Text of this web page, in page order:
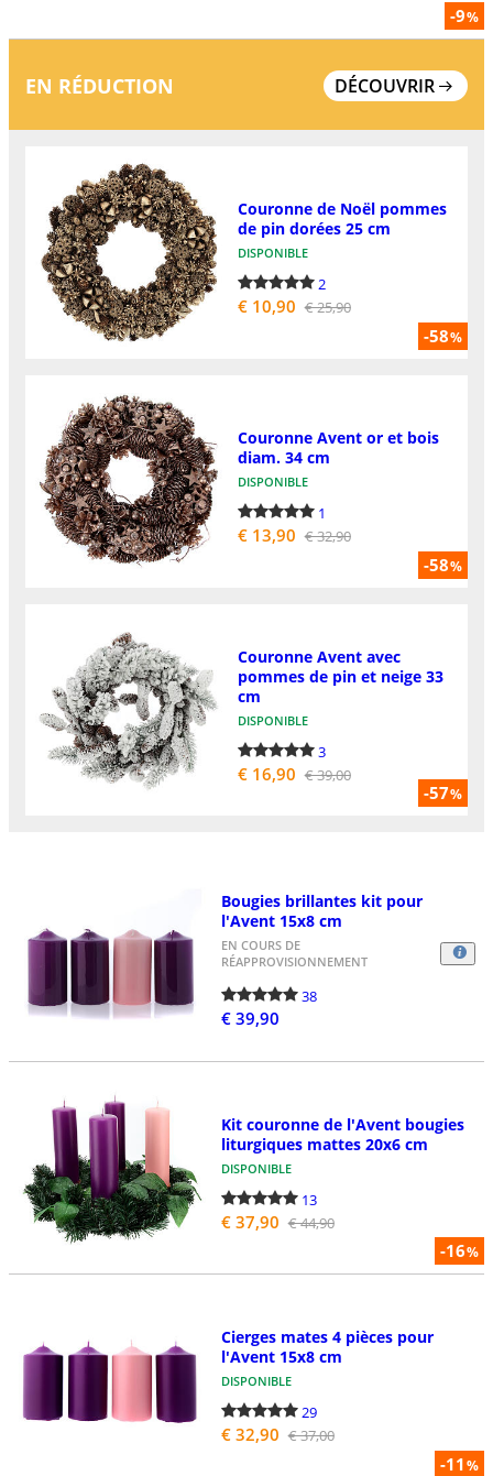
-9%
EN RÉDUCTION DÉCOUVRIR
-58%
Couronne de Noël pommes
de pin dorées 25 cm
DISPONIBLE
2
€ 10,90 € 25,90
-58%
Couronne Avent or et bois
diam. 34 cm
DISPONIBLE
1
€ 13,90 € 32,90
-57%
Couronne Avent avec
pommes de pin et neige 33
cm
DISPONIBLE
3
€ 16,90 € 39,00
Bougies brillantes kit pour
l'Avent 15x8 cm
EN COURS DE
RÉAPPROVISIONNEMENT
38
€ 39,90
-16%
Kit couronne de l'Avent bougies
liturgiques mattes 20x6 cm
DISPONIBLE
13
€ 37,90 € 44,90
-11%
Cierges mates 4 pièces pour
l'Avent 15x8 cm
DISPONIBLE
29
€ 32,90 € 37,00